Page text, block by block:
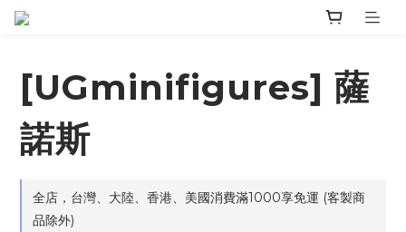
[UGminifigures] 薩
諾斯
全店，台灣、大陸、香港、美國消費滿1000享免運 (客製商
品除外)